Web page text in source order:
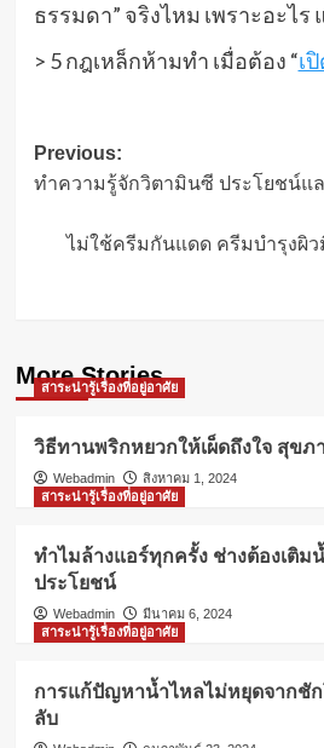
ธรรมดา” จริงไหม เพราะอะไร
> 5 กฎเหล็กห้ามทำ เมื่อต้อง “เ
Post
navigation
Previous:
ทำความรู้จักวิตามินซี ประโยชน์แ
ไม่ใช้ครีมกันแดด ครีมบำรุงผิ
More Stories
สาระน่ารู้เรื่องที่อยู่อาศัย
วิธีทานพริกหยวกให้เผ็ดถึงใจ สุขภ
Webadmin
สิงหาคม 1, 2024
สาระน่ารู้เรื่องที่อยู่อาศัย
ทำไมล้างแอร์ทุกครั้ง ช่างต้องเติม
ประโยชน์
Webadmin
มีนาคม 6, 2024
สาระน่ารู้เรื่องที่อยู่อาศัย
การแก้ปัญหาน้ำไหลไม่หยุดจากชั
ลับ